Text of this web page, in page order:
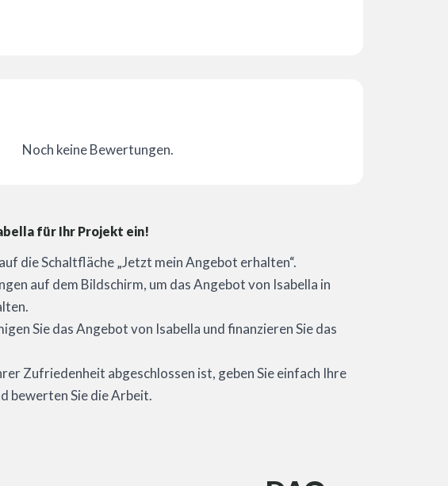
Noch keine Bewertungen.
für Ihr Projekt ein!
die Schaltfläche „Jetzt mein Angebot erhalten“.
auf dem Bildschirm, um das Angebot von Isabella in
Sie das Angebot von Isabella und finanzieren Sie das
Zufriedenheit abgeschlossen ist, geben Sie einfach Ihre
bewerten Sie die Arbeit.